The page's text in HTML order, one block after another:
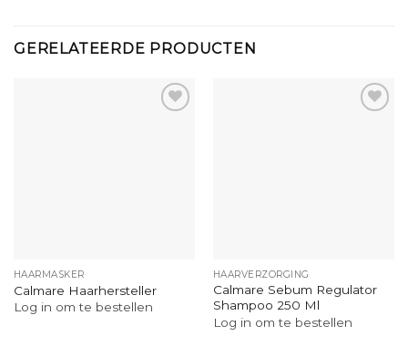
GERELATEERDE PRODUCTEN
HAARMASKER
Calmare Haarhersteller
Log in om te bestellen
HAARVERZORGING
Calmare Sebum Regulator
Shampoo 250 Ml
Log in om te bestellen